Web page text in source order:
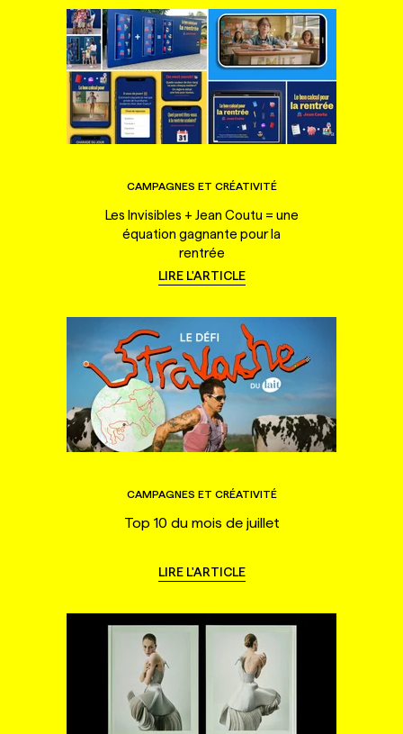
CAMPAGNES ET CRÉATIVITÉ
Les Invisibles + Jean Coutu = une
équation gagnante pour la
rentrée
LIRE L'ARTICLE
CAMPAGNES ET CRÉATIVITÉ
Top 10 du mois de juillet
LIRE L'ARTICLE